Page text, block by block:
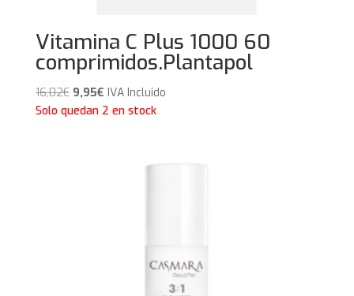
Vitamina C Plus 1000 60
comprimidos.Plantapol
16,02€ El
precio
9,95€El
precio
IVA Incluido
Solo quedan 2 en stock